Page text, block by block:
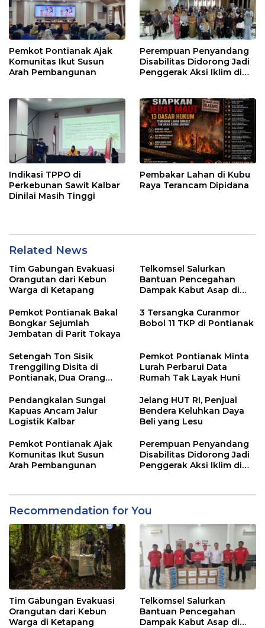
Pemkot Pontianak Ajak
Komunitas Ikut Susun
Arah Pembangunan
Perempuan Penyandang
Disabilitas Didorong Jadi
Penggerak Aksi Iklim di
Indikasi TPPO di
Perkebunan Sawit Kalbar
Dinilai Masih Tinggi
Pembakar Lahan di Kubu
Raya Terancam Dipidana
Related News
Tim Gabungan Evakuasi
Orangutan dari Kebun
Warga di Ketapang
Telkomsel Salurkan
Bantuan Pencegahan
Dampak Kabut Asap di
Pemkot Pontianak Bakal
Bongkar Sejumlah
Jembatan di Parit Tokaya
3 Tersangka Curanmor
Bobol 11 TKP di Pontianak
Setengah Ton Sisik
Trenggiling Disita di
Pontianak, Dua Orang
Pemkot Pontianak Minta
Lurah Perbarui Data
Rumah Tak Layak Huni
Pendangkalan Sungai
Kapuas Ancam Jalur
Logistik Kalbar
Jelang HUT RI, Penjual
Bendera Keluhkan Daya
Beli yang Lesu
Pemkot Pontianak Ajak
Komunitas Ikut Susun
Arah Pembangunan
Perempuan Penyandang
Disabilitas Didorong Jadi
Penggerak Aksi Iklim di
Recommendation for You
Tim Gabungan Evakuasi
Orangutan dari Kebun
Warga di Ketapang
Telkomsel Salurkan
Bantuan Pencegahan
Dampak Kabut Asap di